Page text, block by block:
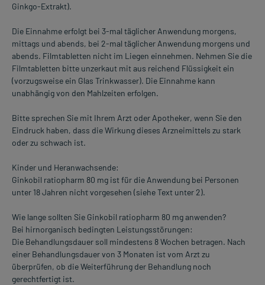
Ginkgo-Extrakt).
Die Einnahme erfolgt bei 3-mal täglicher Anwendung morgens,
mittags und abends, bei 2-mal täglicher Anwendung morgens und
abends. Filmtabletten nicht im Liegen einnehmen. Nehmen Sie die
Filmtabletten bitte unzerkaut mit aus reichend Flüssigkeit ein
(vorzugsweise ein Glas Trinkwasser). Die Einnahme kann
unabhängig von den Mahlzeiten erfolgen.
Bitte sprechen Sie mit Ihrem Arzt oder Apotheker, wenn Sie den
Eindruck haben, dass die Wirkung dieses Arzneimittels zu stark
oder zu schwach ist.
Kinder und Heranwachsende:
Ginkobil ratiopharm 80 mg ist für die Anwendung bei Personen
unter 18 Jahren nicht vorgesehen (siehe Text unter 2).
Wie lange sollten Sie Ginkobil ratiopharm 80 mg anwenden?
Bei hirnorganisch bedingten Leistungsstörungen:
Die Behandlungsdauer soll mindestens 8 Wochen betragen. Nach
einer Behandlungsdauer von 3 Monaten ist vom Arzt zu
überprüfen, ob die Weiterführung der Behandlung noch
gerechtfertigt ist.